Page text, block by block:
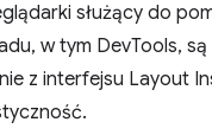
służący do
w tym DevTools,
z interfejsu Layout